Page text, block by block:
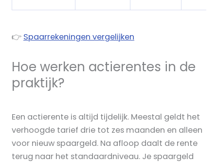
👉 Spaarrekeningen vergelijken
Hoe werken actierentes in de
praktijk?
Een actierente is altijd tijdelijk. Meestal geldt het
verhoogde tarief drie tot zes maanden en alleen
voor nieuw spaargeld. Na afloop daalt de rente
terug naar het standaardniveau. Je spaargeld